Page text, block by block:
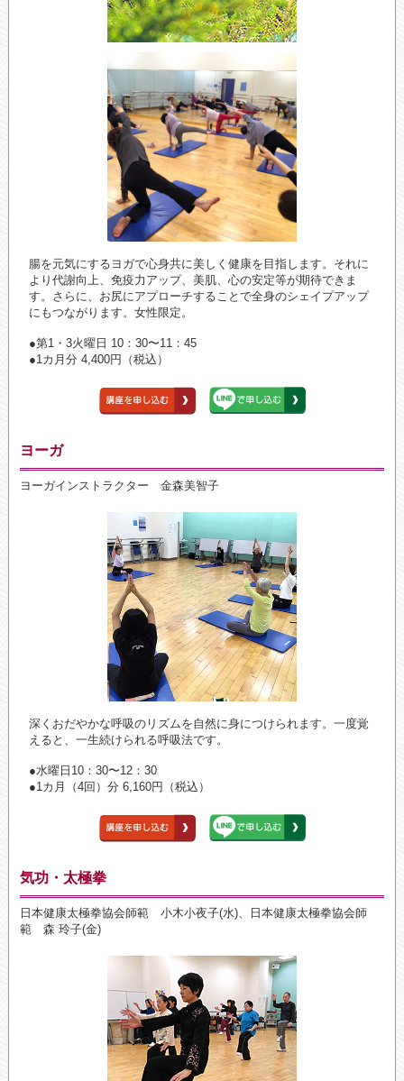
腸を元気にするヨガで心身共に美しく健康を目指します。それに
より代謝向上、免疫力アップ、美肌、心の安定等が期待できま
す。さらに、お尻にアプローチすることで全身のシェイプアップ
にもつながります。女性限定。
●第1・3火曜日 10：30〜11：45
●1カ月分 4,400円（税込）
ヨーガ
ヨーガインストラクター 金森美智子
深くおだやかな呼吸のリズムを自然に身につけられます。一度覚
えると、一生続けられる呼吸法です。
●水曜日10：30〜12：30
●1カ月（4回）分 6,160円（税込）
気功・太極拳
日本健康太極拳協会師範 小木小夜子(水)、日本健康太極拳協会師
範 森 玲子(金)